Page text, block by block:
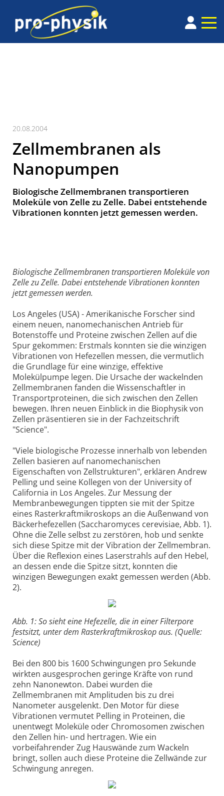
20.08.2004
Zellmembranen als
Nanopumpen
Biologische Zellmembranen transportieren
Moleküle von Zelle zu Zelle. Dabei entstehende
Vibrationen konnten jetzt gemessen werden.
Biologische Zellmembranen transportieren Moleküle von
Zelle zu Zelle. Dabei entstehende Vibrationen konnten
jetzt gemessen werden.
Los Angeles (USA) - Amerikanische Forscher sind
einem neuen, nanomechanischen Antrieb für
Botenstoffe und Proteine zwischen Zellen auf die
Spur gekommen: Erstmals konnten sie die winzigen
Vibrationen von Hefezellen messen, die vermutlich
die Grundlage für eine winzige, effektive
Molekülpumpe legen. Die Ursache der wackelnden
Zellmembranen fanden die Wissenschaftler in
Transportproteinen, die sich zwischen den Zellen
bewegen. Ihren neuen Einblick in die Biophysik von
Zellen präsentieren sie in der Fachzeitschrift
"Science".
"Viele biologische Prozesse innerhalb von lebenden
Zellen basieren auf nanomechanischen
Eigenschaften von Zellstrukturen", erklären Andrew
Pelling und seine Kollegen von der University of
California in Los Angeles. Zur Messung der
Membranbewegungen tippten sie mit der Spitze
eines Rasterkraftmikroskops an die Außenwand von
Bäckerhefezellen (Saccharomyces cerevisiae, Abb. 1).
Ohne die Zelle selbst zu zerstören, hob und senkte
sich diese Spitze mit der Vibration der Zellmembran.
Über die Reflexion eines Laserstrahls auf den Hebel,
an dessen ende die Spitze sitzt, konnten die
winzigen Bewegungen exakt gemessen werden (Abb.
2).
Abb. 1: So sieht eine Hefezelle, die in einer Filterpore
festsitzt, unter dem Rasterkraftmikroskop aus. (Quelle:
Science)
Bei den 800 bis 1600 Schwingungen pro Sekunde
wirkten ausgesprochen geringe Kräfte von rund
zehn Nanonewton. Dabei wurden die
Zellmembranen mit Amplituden bis zu drei
Nanometer ausgelenkt. Den Motor für diese
Vibrationen vermutet Pelling in Proteinen, die
unentwegt Moleküle oder Chromosomen zwischen
den Zellen hin- und hertragen. Wie ein
vorbeifahrender Zug Hauswände zum Wackeln
bringt, sollen auch diese Proteine die Zellwände zur
Schwingung anregen.